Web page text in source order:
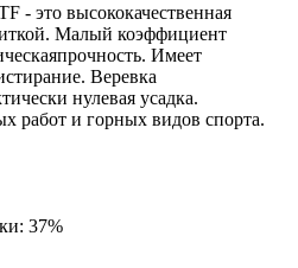
- это высококачественная
Малый коэффициент
Имеет
Веревка
нулевая усадка.
работ и горных видов спорта.
37%